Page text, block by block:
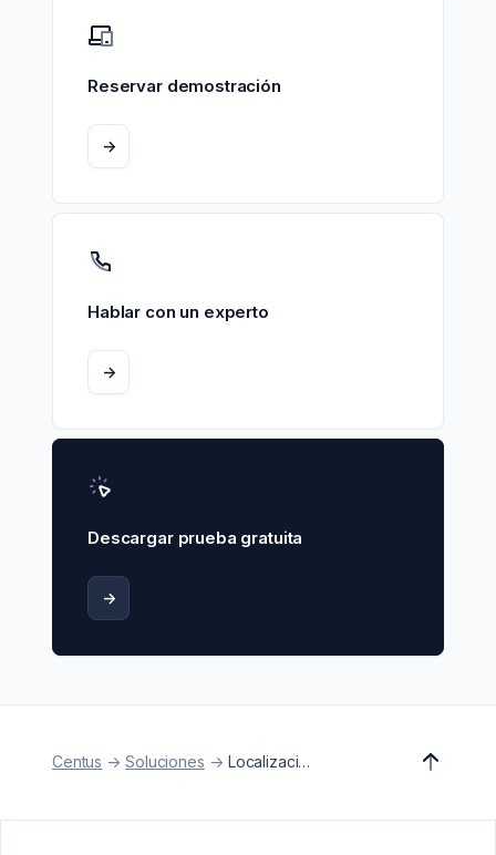
Reservar demostración
->
Hablar con un experto
->
Descargar prueba gratuita
->
Centus -> Soluciones -> Localización de documentos